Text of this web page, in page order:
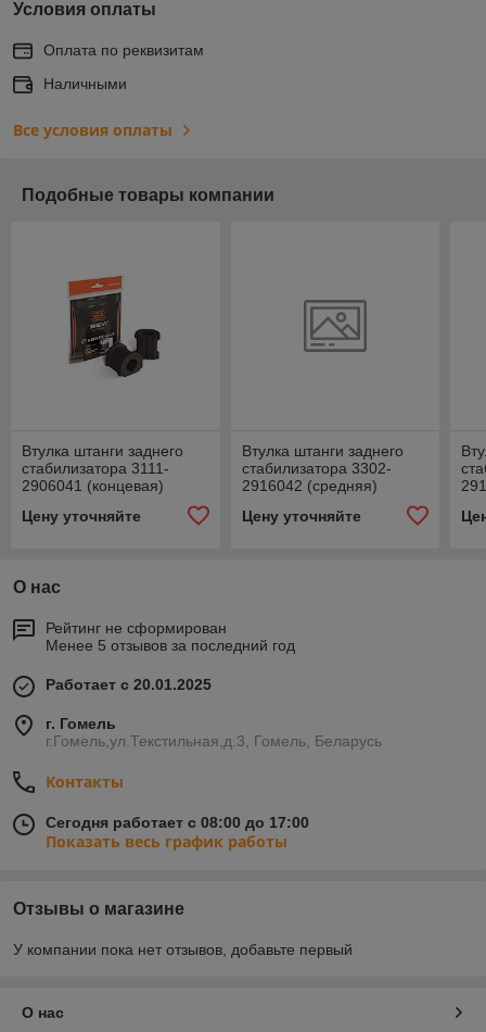
Условия оплаты
Оплата по реквизитам
Наличными
Все условия оплаты
Подобные товары компании
Втулка штанги заднего
стабилизатора 3111-
2906041 (концевая)
"СЭВИ-ЭКСПЕРТ"
Цену уточняйте
Втулка штанги заднего
стабилизатора 3302-
2916042 (средняя)
*ROSTECO* 20430
Цену уточняйте
О нас
Рейтинг не сформирован
Менее 5 отзывов за последний год
Работает с 20.01.2025
г. Гомель
г.Гомель,ул.Текстильная,д.3, Гомель, Беларусь
Контакты
Сегодня работает с 08:00 до 17:00
Показать весь график работы
Отзывы о магазине
У компании пока нет отзывов, добавьте первый
О нас